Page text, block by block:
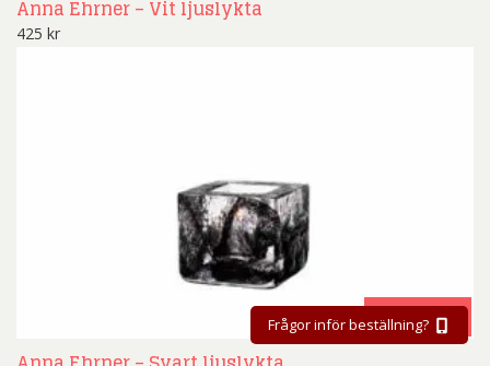
Anna Ehrner – Vit ljuslykta
425 kr
BESTÄLL
Frågor inför beställning?